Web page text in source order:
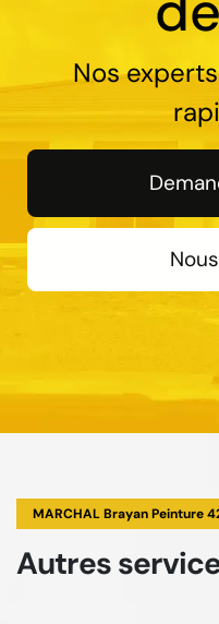
Nos
MARCHAL Brayan Peinture
Autres